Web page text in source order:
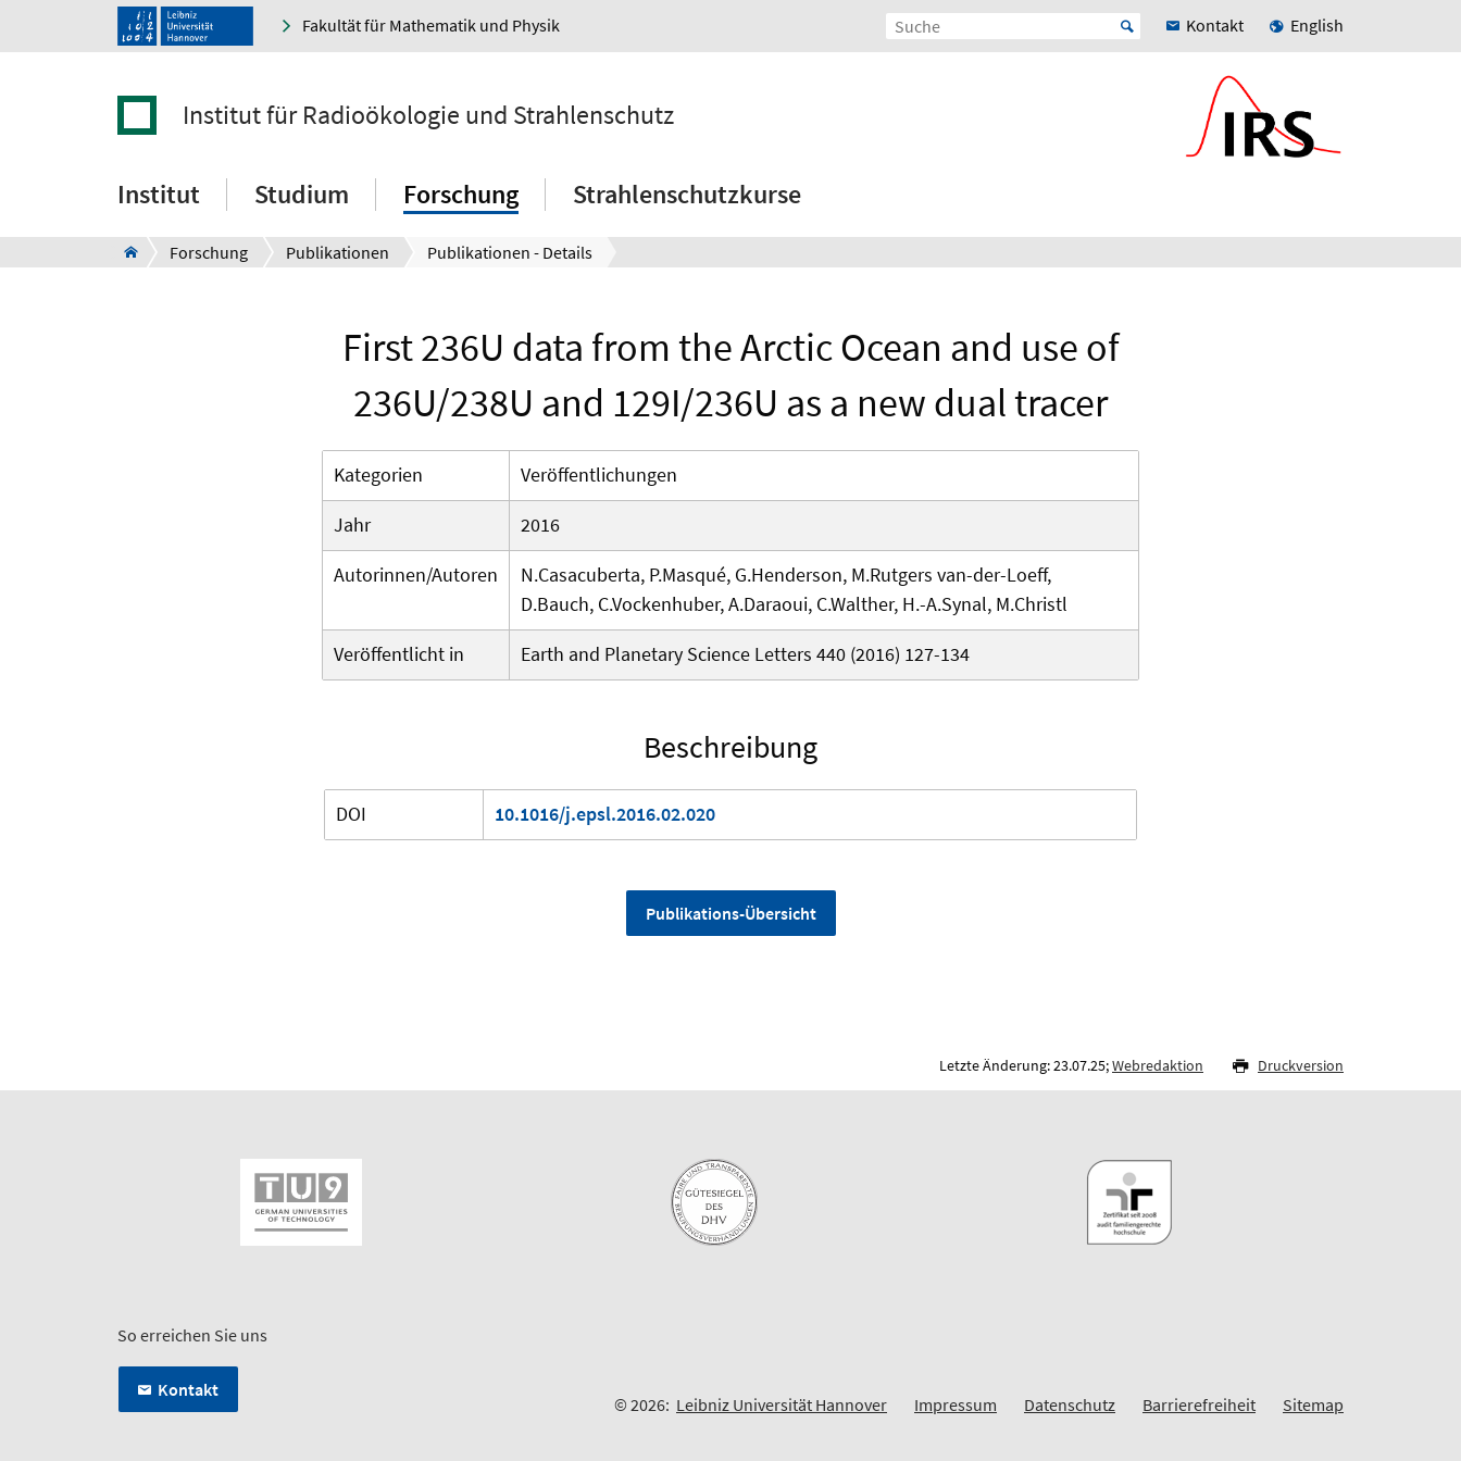
Fakultät für Mathematik und Physik Kontakt English
Institut für Radioökologie und Strahlenschutz
Institut Studium Forschung Strahlenschutzkurse
Forschung Publikationen Publikationen - Details
First 236U data from the Arctic Ocean and use of
236U/238U and 129I/236U as a new dual tracer
Kategorien
Veröffentlichungen
Jahr
2016
Autorinnen/Autoren
N.Casacuberta, P.Masqué, G.Henderson, M.Rutgers van-der-Loeff,
D.Bauch, C.Vockenhuber, A.Daraoui, C.Walther, H.-A.Synal, M.Christl
Veröffentlicht in
Earth and Planetary Science Letters 440 (2016) 127-134
Beschreibung
DOI 10.1016/j.epsl.2016.02.020
Publikations-Übersicht
Letzte Änderung: 23.07.25;Webredaktion Druckversion
So erreichen Sie uns
Kontakt
© 2026: Leibniz Universität Hannover Impressum Datenschutz Barrierefreiheit Sitemap